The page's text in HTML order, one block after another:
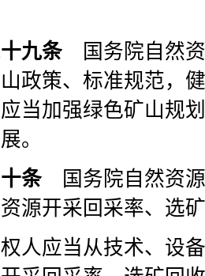
九条国务院自然资
政策、标准规范，
当加强绿色矿山规
。
条国务院自然资源
源开采回采率、选
人应当从技术、设